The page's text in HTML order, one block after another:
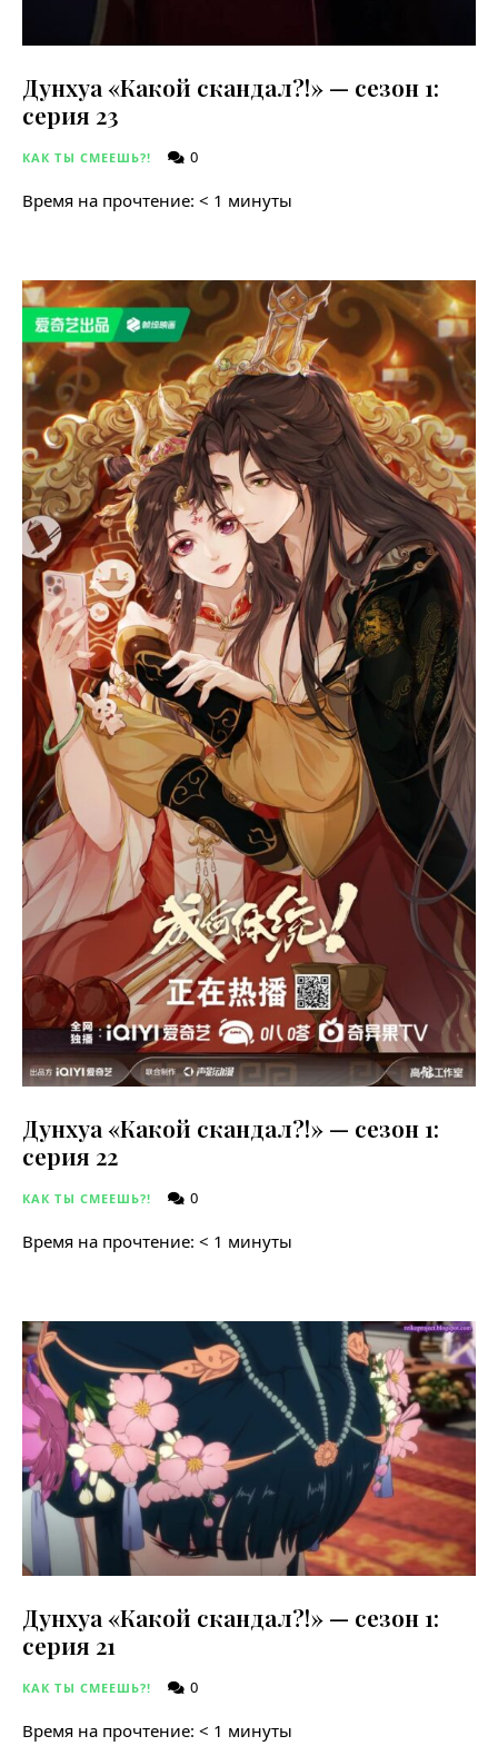
Дунхуа «Какой скандал?!» — сезон 1:
серия 23
КАК ТЫ СМЕЕШЬ?! 0
Время на прочтение: < 1 минуты
Дунхуа «Какой скандал?!» — сезон 1:
серия 22
КАК ТЫ СМЕЕШЬ?! 0
Время на прочтение: < 1 минуты
Дунхуа «Какой скандал?!» — сезон 1:
серия 21
КАК ТЫ СМЕЕШЬ?! 0
Время на прочтение: < 1 минуты